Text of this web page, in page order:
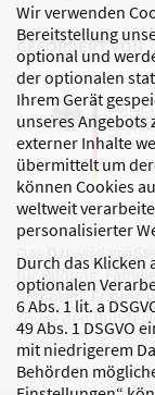
Wir verwenden
Bereitstellung
optional und
der optionalen
Ihrem Gerät
unseres Angebots
externer Inhalte
übermittelt um
können Cookies
weltweit
personalisierter
Durch das Klicken
optionalen
6 Abs. 1 lit. a
49 Abs. 1 DSGVO
mit niedrigerem
Behörden
GEFÖRDERT VON
Das DJI wird
für Bildung,
Senioren, Frauen
sowie den